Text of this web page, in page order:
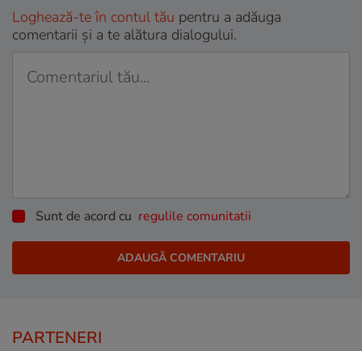
Loghează-te în contul tău pentru a adăuga
comentarii și a te alătura dialogului.
Sunt de acord cu regulile comunitatii
PARTENERI